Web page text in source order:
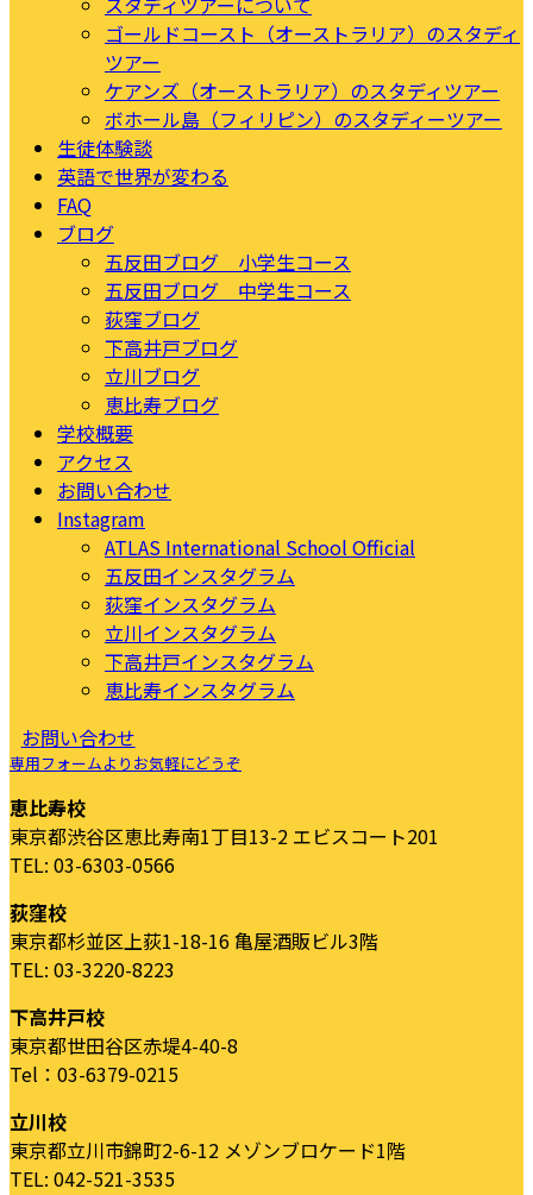
ゴールドコースト（オーストラリア）のスタディ
ツアー
ケアンズ（オーストラリア）のスタディツアー
ボホール島（フィリピン）のスタディーツアー
生徒体験談
英語で世界が変わる
FAQ
ブログ
五反田ブログ 小学生コース
五反田ブログ 中学生コース
荻窪ブログ
下高井戸ブログ
立川ブログ
恵比寿ブログ
学校概要
アクセス
お問い合わせ
Instagram
ATLAS International School Official
五反田インスタグラム
荻窪インスタグラム
立川インスタグラム
下高井戸インスタグラム
恵比寿インスタグラム
お問い合わせ
専用フォームよりお気軽にどうぞ
恵比寿校
東京都渋谷区恵比寿南1丁目13-2 エビスコート201
TEL: 03-6303-0566
荻窪校
東京都杉並区上荻1-18-16 亀屋酒販ビル3階
TEL: 03-3220-8223
下高井戸校
東京都世田谷区赤堤4-40-8
Tel：03-6379-0215
立川校
東京都立川市錦町2-6-12 メゾンブロケード1階
TEL: 042-521-3535